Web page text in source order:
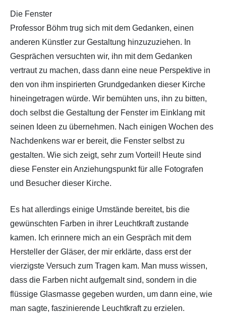
Die Fenster
Professor Böhm trug sich mit dem Gedanken, einen
anderen Künstler zur Gestaltung hinzuzuziehen. In
Gesprächen versuchten wir, ihn mit dem Gedanken
vertraut zu machen, dass dann eine neue Perspektive in
den von ihm inspirierten Grundgedanken dieser Kirche
hineingetragen würde. Wir bemühten uns, ihn zu bitten,
doch selbst die Gestaltung der Fenster im Einklang mit
seinen Ideen zu übernehmen. Nach einigen Wochen des
Nachdenkens war er bereit, die Fenster selbst zu
gestalten. Wie sich zeigt, sehr zum Vorteil! Heute sind
diese Fenster ein Anziehungspunkt für alle Fotografen
und Besucher dieser Kirche.
Es hat allerdings einige Umstände bereitet, bis die
gewünschten Farben in ihrer Leuchtkraft zustande
kamen. Ich erinnere mich an ein Gespräch mit dem
Hersteller der Gläser, der mir erklärte, dass erst der
vierzigste Versuch zum Tragen kam. Man muss wissen,
dass die Farben nicht aufgemalt sind, sondern in die
flüssige Glasmasse gegeben wurden, um dann eine, wie
man sagte, faszinierende Leuchtkraft zu erzielen.